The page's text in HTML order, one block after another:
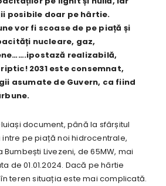
posibile doar pe hârtie.
vor fi scoase de pe piață și
nucleare, gaz,
realizabilă,
2031 este consemnat,
asumate de Guvern, ca fiind
document, până la sfârșitul
pe piață noi hidrocentrale,
Livezeni, de 65MW, mai
de 01.01.2024. Dacă pe hârtie
teren situația este mai complicată.